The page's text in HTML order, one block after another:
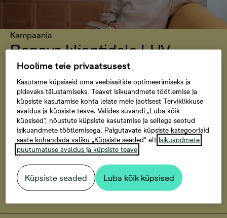
Kampaania
Bonava klientidele LHV
kodulaen
Eripakkumisena Bonava klientidele LHV-s: esmane
laenupakkumine 24 tunni jooksul, 0 lepingutasu ja
tasuta hinnang. Kui kodulaenu leping on sõlmitud enne
01.11.2026, tasub Bonava sinu eest kodu
müügilepingu notaritasu. Pakkumine kehtib kuni
01.11.2026.
Loe täpsemalt
Hoolime teie privaatsusest
Kasutame küpsiseid oma veebisaitide optimeerimiseks ja
pidevaks täiustamiseks. Teavet isikuandmete töötlemise ja
küpsiste kasutamise kohta leiate meie jaotisest Terviklikkuse
avaldus ja küpsiste teave. Valides suvandi „Luba kõik
küpsised“, nõustute küpsiste kasutamise ja sellega seotud
isikuandmete töötlemisega. Paigutavate küpsiste kategooriaid
saate kohandada valiku „Küpsiste seaded“ alt.Isikuandmete
puutumatuse avaldus ja küpsiste teave
Küpsiste seaded Luba kõik küpsised